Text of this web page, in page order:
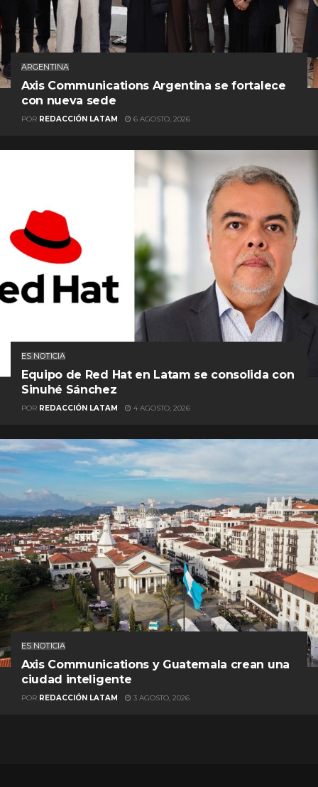
ARGENTINA
Axis Communications Argentina se fortalece
con nueva sede
POR REDACCIÓN LATAM 6 AGOSTO, 2026
ES NOTICIA
Equipo de Red Hat en Latam se consolida con
Sinuhé Sánchez
POR REDACCIÓN LATAM 4 AGOSTO, 2026
ES NOTICIA
Axis Communications y Guatemala crean una
ciudad inteligente
POR REDACCIÓN LATAM 3 AGOSTO, 2026